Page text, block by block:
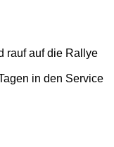
rauf auf die Rallye
in den Service